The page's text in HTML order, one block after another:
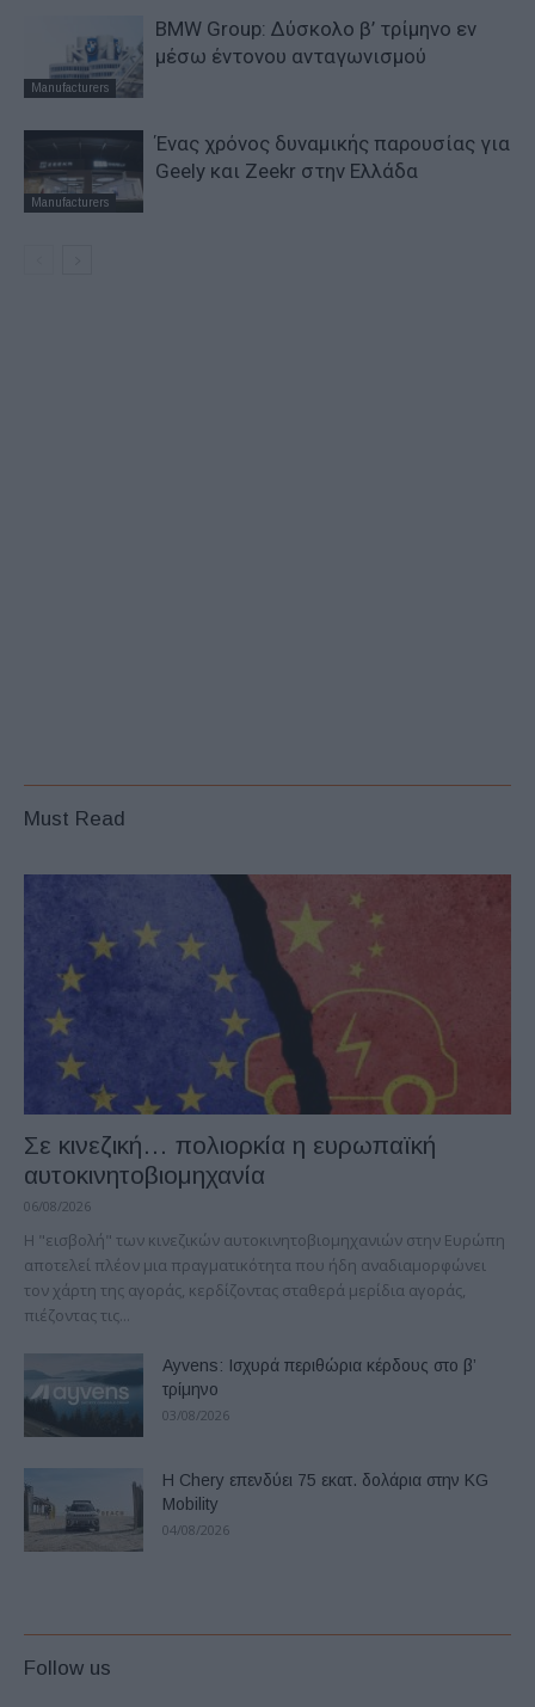
Manufacturers
BMW Group: Δύσκολο β’ τρίμηνο εν
μέσω έντονου ανταγωνισμού
Manufacturers
Ένας χρόνος δυναμικής παρουσίας για
Geely και Zeekr στην Ελλάδα
Must Read
Σε κινεζική… πολιορκία η ευρωπαϊκή
αυτοκινητοβιομηχανία
06/08/2026
Η "εισβολή" των κινεζικών αυτοκινητοβιομηχανιών στην Ευρώπη
αποτελεί πλέον μια πραγματικότητα που ήδη αναδιαμορφώνει
τον χάρτη της αγοράς, κερδίζοντας σταθερά μερίδια αγοράς,
πιέζοντας τις...
Ayvens: Iσχυρά περιθώρια κέρδους στο β’
τρίμηνο
03/08/2026
Η Chery επενδύει 75 εκατ. δολάρια στην KG
Mobility
04/08/2026
Follow us